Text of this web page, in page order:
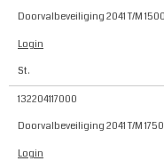
Doorvalbeveiliging 2041 T/M
Login
St.
132204117000
Doorvalbeveiliging 2041 T/M
Login